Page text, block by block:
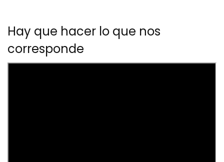
Hay que hacer lo que nos
corresponde